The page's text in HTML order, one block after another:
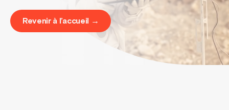
Revenir à l’accueil →